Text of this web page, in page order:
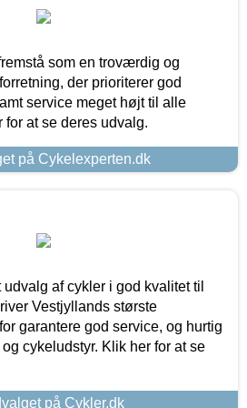
som en troværdig og
der prioriterer god
service meget højt til alle
for at se deres udvalg.
på Cykelexperten.dk
af cykler i god kvalitet til
Vestjyllands største
garantere god service, og hurtig
cykeludstyr. Klik her for at se
på Cykler.dk